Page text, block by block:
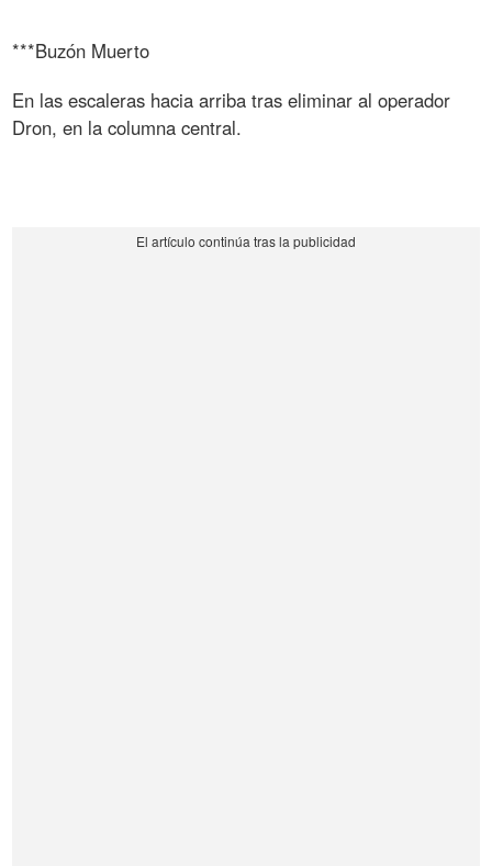
***Buzón Muerto
En las escaleras hacia arriba tras eliminar al operador
Dron, en la columna central.